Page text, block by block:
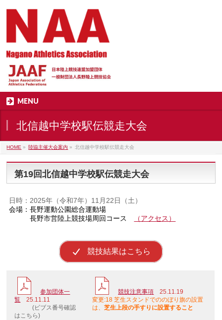
MENU
北信越中学校駅伝競走大会
HOME » 陸協主催大会案内 » 北信越中学校駅伝競走大会
第19回北信越中学校駅伝競走大会
日時：2025年（令和7年）11月22日（土）
会場：長野運動公園総合運動場
長野市営陸上競技場周回コース
（アクセス）
競技結果はこちら
参加団体一
覧
25.11.11
(ビブス番号確認
はこちら)
競技注意事項
25.11.19
変更:18 芝生スタンドでののぼり旗の設置
は、芝生上段の手すりに設置すること